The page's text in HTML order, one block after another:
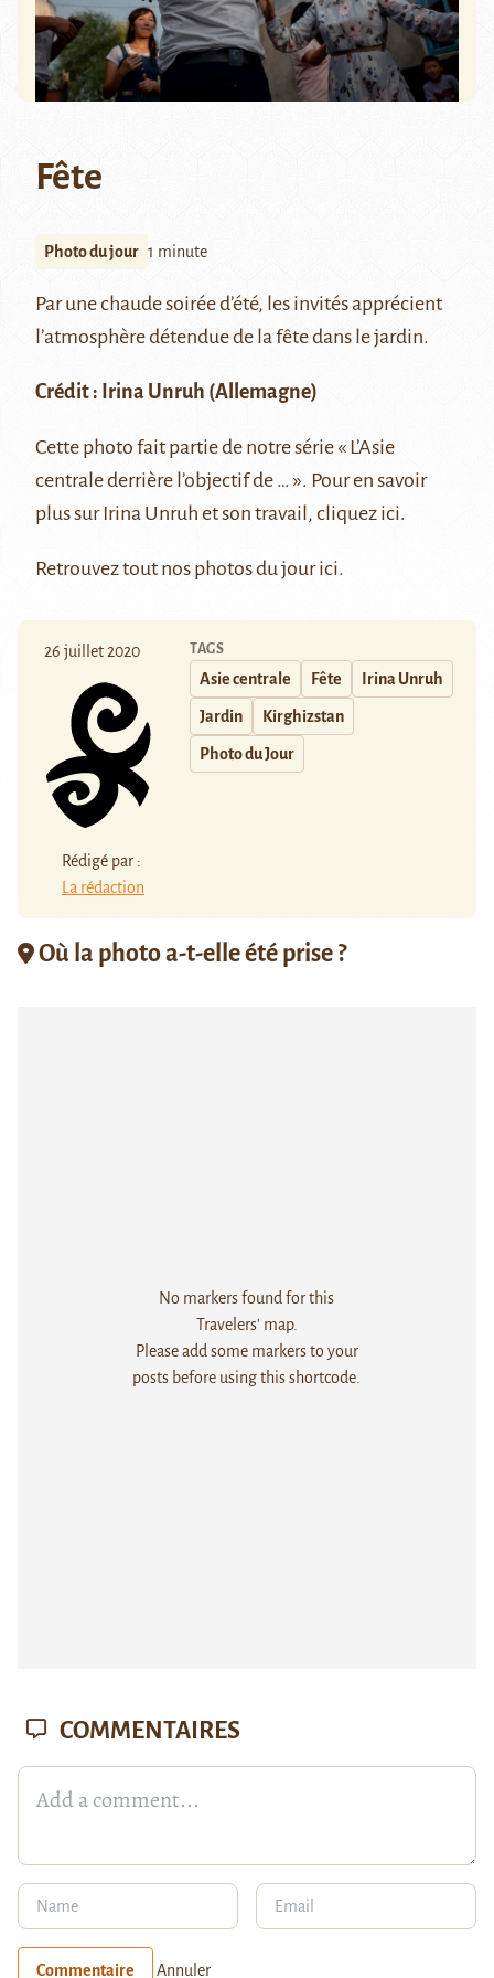
Fête
Photo du jour 1 minute
Par une chaude soirée d’été, les invités apprécient
l’atmosphère détendue de la fête dans le jardin.
Crédit : Irina Unruh (Allemagne)
Cette photo fait partie de notre série « L’Asie
centrale derrière l’objectif de … ». Pour en savoir
plus sur Irina Unruh et son travail, cliquez ici.
Retrouvez tout nos photos du jourici.
26 juillet 2020
Rédigé par :
La rédaction
TAGS
Asie centrale Fête Irina Unruh
Jardin Kirghizstan
Photo du Jour
Où la photo a-t-elle été prise ?
No markers found for this
Travelers' map.
Please add some markers to your
posts before using this shortcode.
COMMENTAIRES
Commentaire Annuler